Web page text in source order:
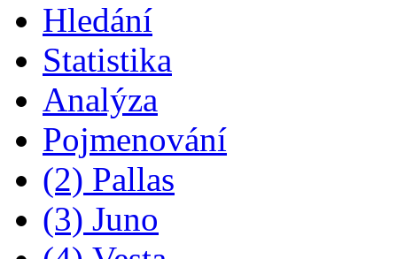
Hledání
Statistika
Analýza
Pojmenování
(2) Pallas
(3) Juno